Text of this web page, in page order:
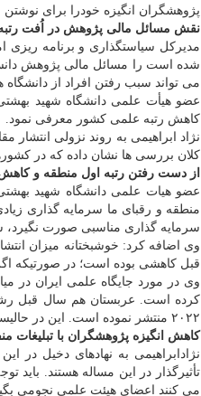
پژوهشگران انگیزه خودرا برای
نقش مسائل مالی پژوهش در اُفت
مدیرکل سیاستگذاری و برنامه
شده است را مسائل مالی پژوهش
می تواند سبب رفتن افراد از
عضو هیأت علمی دانشگاه شهید
کاهش رتبه علمی کشور معرفی نمود.
نژاد ابراهیمی به روند نزولی
کلان بررسی ها نشان داده که در
از دست رفتن رتبه اول منطقه و
عضو هیات علمی دانشگاه شهید
منطقه و رقبای ما سرمایه گذاری
سرمایه گذاری مناسبی صورت نگیرد،
قبل کاهشی بوده است؛ در صورتیکه اگر هلند
وی در مورد جایگاه علمی ایران در
۲۰۲۲ منتشر نموده است. این در حالیست که ما با کاهش تعداد مقالات مواجه بودیم؛ بنا بر این فاصله ما با عربستان هم کم شده است.
کاهش انگیزه پژوهشگران با تبلیغات
نژادابراهیمی به نهادهای دخیل در
تأثیرگذار در این مساله هستند.
می کنند اعضای هیئت علمی نجومی